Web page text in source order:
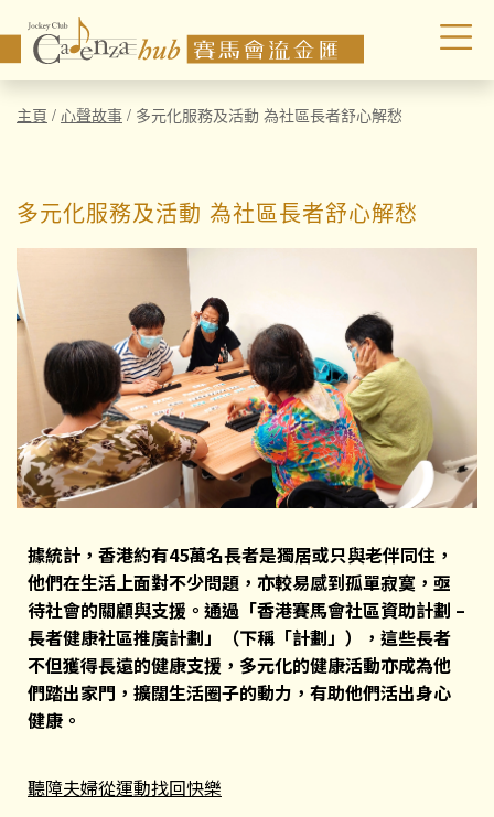
主頁 / 心聲故事 / 多元化服務及活動 為社區長者舒心解愁
多元化服務及活動 為社區長者舒心解愁
據統計，香港約有45萬名長者是獨居或只與老伴同住，
他們在生活上面對不少問題，亦較易感到孤單寂寞，亟
待社會的關顧與支援。通過「香港賽馬會社區資助計劃 –
長者健康社區推廣計劃」（下稱「計劃」），這些長者
不但獲得長遠的健康支援，多元化的健康活動亦成為他
們踏出家門，擴闊生活圈子的動力，有助他們活出身心
健康。
聽障夫婦從運動找回快樂